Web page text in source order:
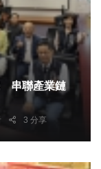
串聯產業鏈
3 分享